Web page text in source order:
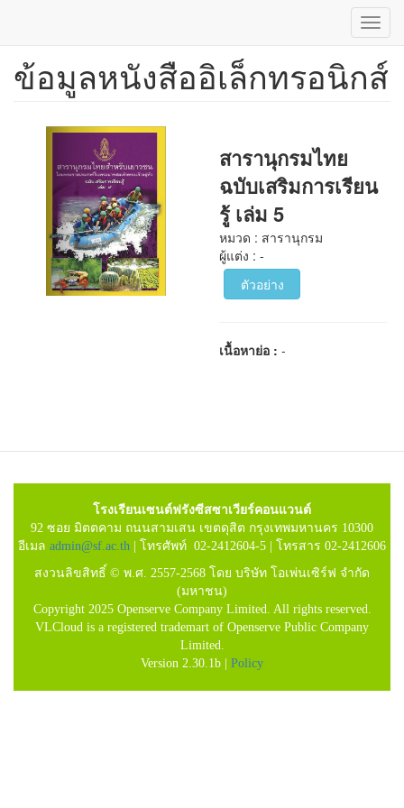
ข้าม
ข้อมูลหนังสืออิเล็กทรอนิกส์
สารานุกรมไทย
ฉบับเสริมการเรียน
รู้ เล่ม 5
หมวด : สารานุกรม
ผู้แต่ง : -
ตัวอย่าง
เนื้อหาย่อ :-
โรงเรียนเซนต์ฟรังซีสซาเวียร์คอนแวนต์
92 ซอย มิตตคาม ถนนสามเสน เขตดุสิต กรุงเทพมหานคร 10300
อีเมล admin@sf.ac.th | โทรศัพท์ 02-2412604-5 | โทรสาร 02-2412606
สงวนลิขสิทธิ์ © พ.ศ. 2557-2568 โดย บริษัท โอเพ่นเซิร์ฟ จำกัด
(มหาชน)
Copyright 2025 Openserve Company Limited. All rights reserved.
VLCloud is a registered trademart of Openserve Public Company
Limited.
Version 2.30.1b | Policy